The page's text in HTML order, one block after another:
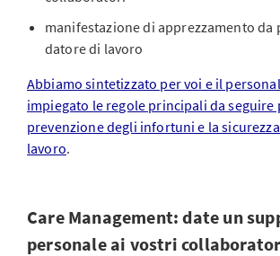
manifestazione di apprezzamento da
datore di lavoro
Abbiamo sintetizzato per voi e il
impiegato le regole principali da seguire
prevenzione degli infortuni e la
lavoro.
Care Management: date un
personale ai vostri